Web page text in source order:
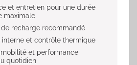
et entretien pour une durée
maximale
recharge recommandé
et contrôle thermique
et performance
quotidien